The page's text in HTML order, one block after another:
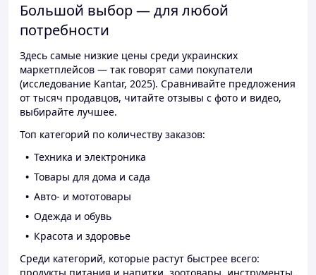
Большой выбор — для любой
потребности
Здесь самые низкие цены среди украинских
маркетплейсов — так говорят сами покупатели
(исследование Kantar, 2025). Сравнивайте предложения
от тысяч продавцов, читайте отзывы с фото и видео,
выбирайте лучшее.
Топ категорий по количеству заказов:
Техника и электроника
Товары для дома и сада
Авто- и мототовары
Одежда и обувь
Красота и здоровье
Среди категорий, которые растут быстрее всего: